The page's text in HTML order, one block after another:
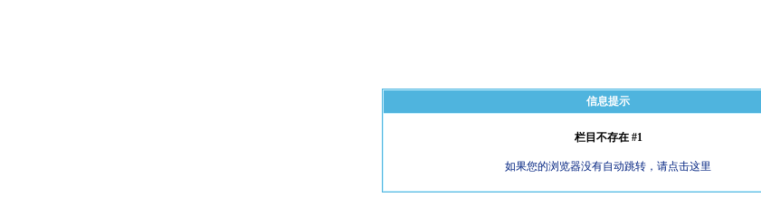
信息提示
栏目不存在 #1
如果您的浏览器没有自动跳转，请点击这里